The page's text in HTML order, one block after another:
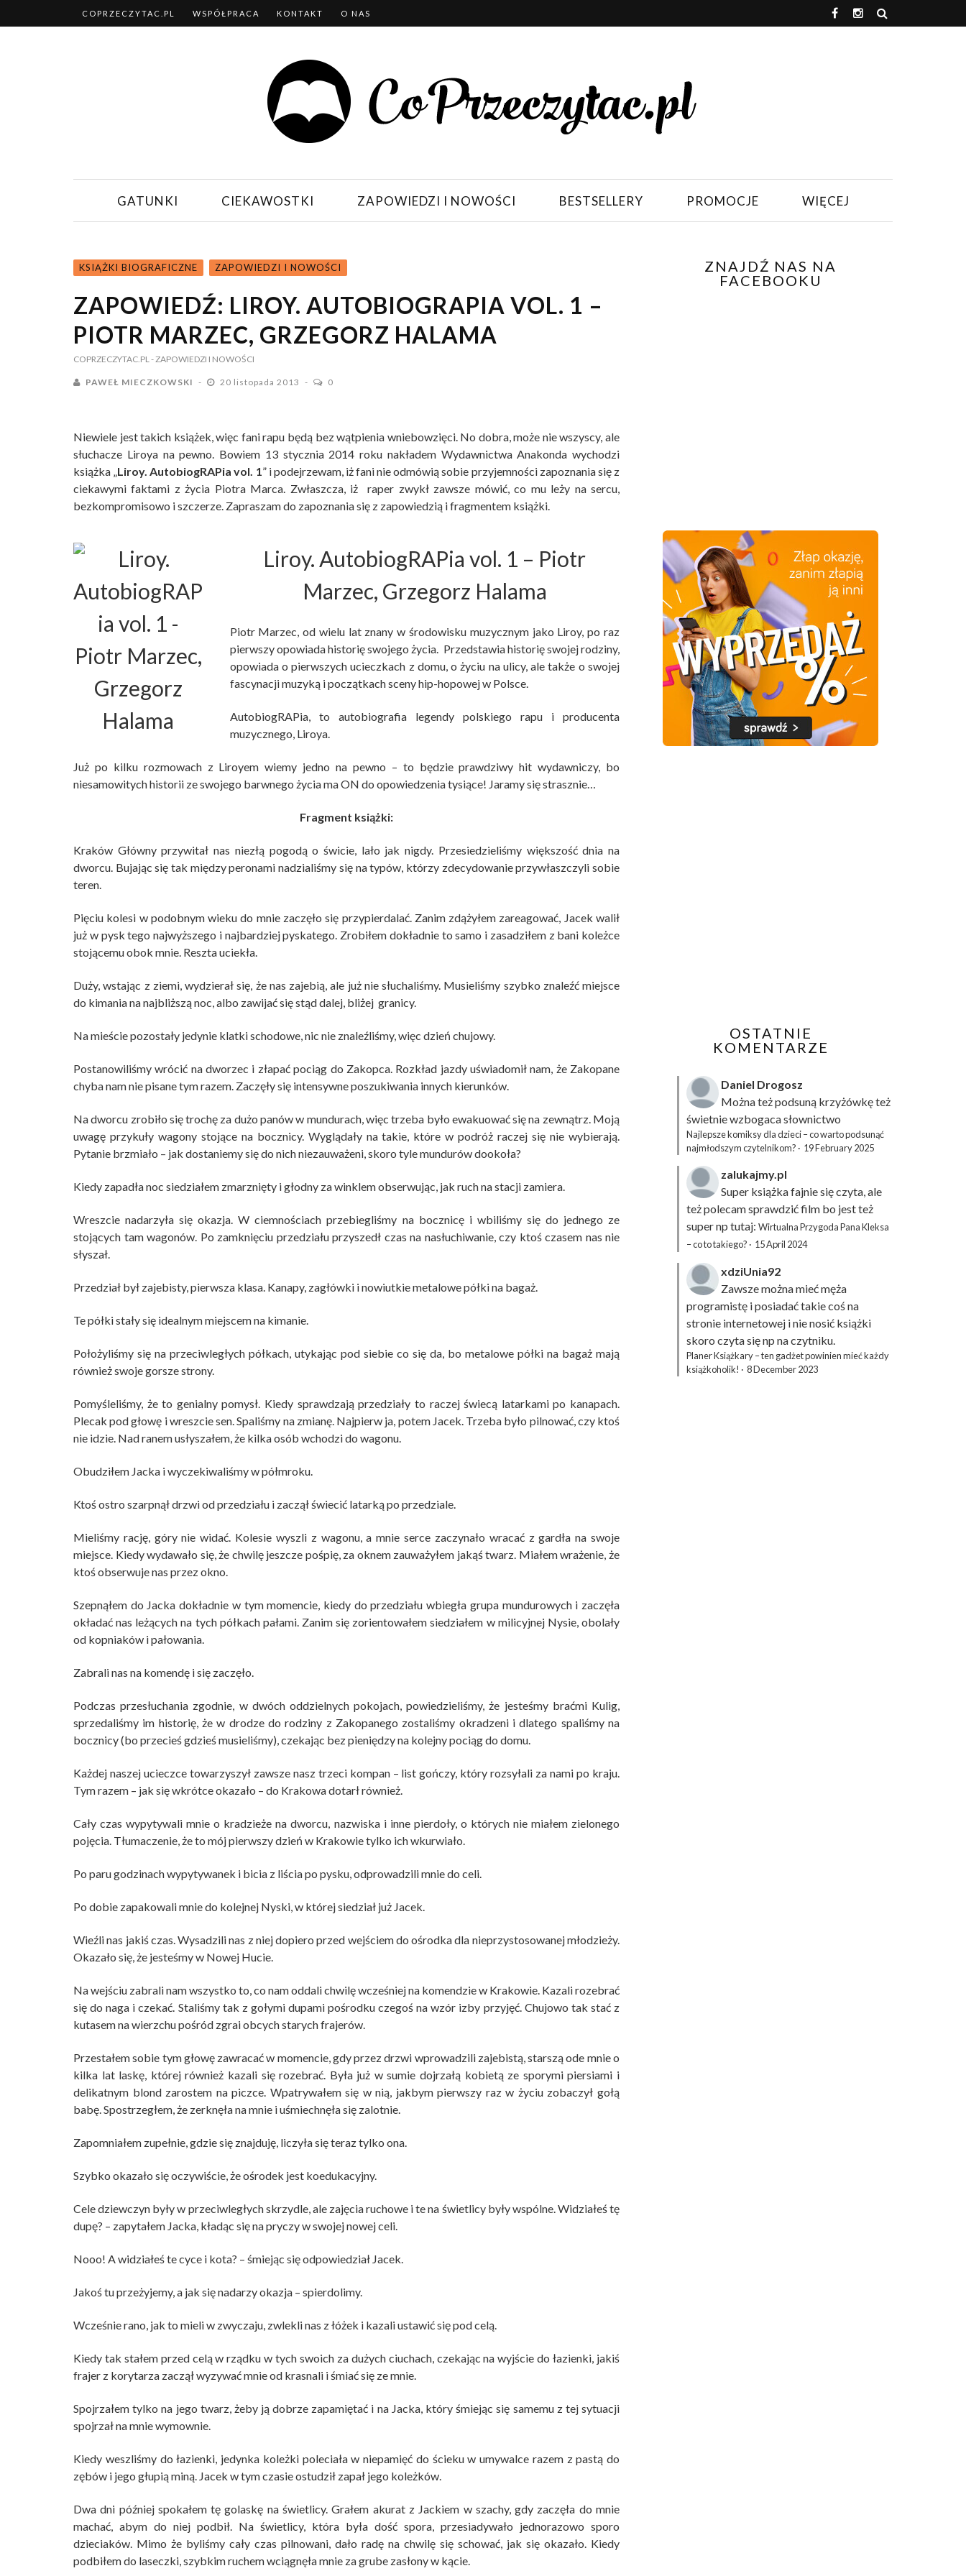
COPRZECZYTAC.PL WSPÓŁPRACA KONTAKT O NAS
GATUNKI CIEKAWOSTKI ZAPOWIEDZI I NOWOŚCI BESTSELLERY PROMOCJE WIĘCEJ
KSIĄŻKI BIOGRAFICZNE ZAPOWIEDZI I NOWOŚCI
ZAPOWIEDŹ: LIROY. AUTOBIOGRAPIA VOL. 1 –
PIOTR MARZEC, GRZEGORZ HALAMA
COPRZECZYTAC.PL- ZAPOWIEDZI I NOWOŚCI
PAWEŁ MIECZKOWSKI 20 listopada 2013 0
Niewiele jest takich książek, więc fani rapu będą bez wątpienia wniebowzięci. No dobra, może nie wszyscy, ale
słuchacze Liroya na pewno. Bowiem 13 stycznia 2014 roku nakładem Wydawnictwa Anakonda wychodzi
książka „Liroy. AutobiogRAPia vol. 1” i podejrzewam, iż fani nie odmówią sobie przyjemności zapoznania się z
ciekawymi faktami z życia Piotra Marca. Zwłaszcza, iż raper zwykł zawsze mówić, co mu leży na sercu,
bezkompromisowo i szczerze. Zapraszam do zapoznania się z zapowiedzią i fragmentem książki.
Liroy. AutobiogRAPia vol. 1 – Piotr
Marzec, Grzegorz Halama
Piotr Marzec, od wielu lat znany w środowisku muzycznym jako Liroy, po raz
pierwszy opowiada historię swojego życia. Przedstawia historię swojej rodziny,
opowiada o pierwszych ucieczkach z domu, o życiu na ulicy, ale także o swojej
fascynacji muzyką i początkach sceny hip-hopowej w Polsce.
AutobiogRAPia, to autobiografia legendy polskiego rapu i producenta
muzycznego, Liroya.
Już po kilku rozmowach z Liroyem wiemy jedno na pewno – to będzie prawdziwy hit wydawniczy, bo
niesamowitych historii ze swojego barwnego życia ma ON do opowiedzenia tysiące! Jaramy się strasznie…
Fragment książki:
Kraków Główny przywitał nas niezłą pogodą o świcie, lało jak nigdy. Przesiedzieliśmy większość dnia na
dworcu. Bujając się tak między peronami nadzialiśmy się na typów, którzy zdecydowanie przywłaszczyli sobie
teren.
Pięciu kolesi w podobnym wieku do mnie zaczęło się przypierdalać. Zanim zdążyłem zareagować, Jacek walił
już w pysk tego najwyższego i najbardziej pyskatego. Zrobiłem dokładnie to samo i zasadziłem z bani koleżce
stojącemu obok mnie. Reszta uciekła.
Duży, wstając z ziemi, wydzierał się, że nas zajebią, ale już nie słuchaliśmy. Musieliśmy szybko znaleźć miejsce
do kimania na najbliższą noc, albo zawijać się stąd dalej, bliżej granicy.
Na mieście pozostały jedynie klatki schodowe, nic nie znaleźliśmy, więc dzień chujowy.
Postanowiliśmy wrócić na dworzec i złapać pociąg do Zakopca. Rozkład jazdy uświadomił nam, że Zakopane
chyba nam nie pisane tym razem. Zaczęły się intensywne poszukiwania innych kierunków.
Na dworcu zrobiło się trochę za dużo panów w mundurach, więc trzeba było ewakuować się na zewnątrz. Moją
uwagę przykuły wagony stojące na bocznicy. Wyglądały na takie, które w podróż raczej się nie wybierają.
Pytanie brzmiało – jak dostaniemy się do nich niezauważeni, skoro tyle mundurów dookoła?
Kiedy zapadła noc siedziałem zmarznięty i głodny za winklem obserwując, jak ruch na stacji zamiera.
Wreszcie nadarzyła się okazja. W ciemnościach przebiegliśmy na bocznicę i wbiliśmy się do jednego ze
stojących tam wagonów. Po zamknięciu przedziału przyszedł czas na nasłuchiwanie, czy ktoś czasem nas nie
słyszał.
Przedział był zajebisty, pierwsza klasa. Kanapy, zagłówki i nowiutkie metalowe półki na bagaż.
Te półki stały się idealnym miejscem na kimanie.
Położyliśmy się na przeciwległych półkach, utykając pod siebie co się da, bo metalowe półki na bagaż mają
również swoje gorsze strony.
Pomyśleliśmy, że to genialny pomysł. Kiedy sprawdzają przedziały to raczej świecą latarkami po kanapach.
Plecak pod głowę i wreszcie sen. Spaliśmy na zmianę. Najpierw ja, potem Jacek. Trzeba było pilnować, czy ktoś
nie idzie. Nad ranem usłyszałem, że kilka osób wchodzi do wagonu.
Obudziłem Jacka i wyczekiwaliśmy w półmroku.
Ktoś ostro szarpnął drzwi od przedziału i zaczął świecić latarką po przedziale.
Mieliśmy rację, góry nie widać. Kolesie wyszli z wagonu, a mnie serce zaczynało wracać z gardła na swoje
miejsce. Kiedy wydawało się, że chwilę jeszcze pośpię, za oknem zauważyłem jakąś twarz. Miałem wrażenie, że
ktoś obserwuje nas przez okno.
Szepnąłem do Jacka dokładnie w tym momencie, kiedy do przedziału wbiegła grupa mundurowych i zaczęła
okładać nas leżących na tych półkach pałami. Zanim się zorientowałem siedziałem w milicyjnej Nysie, obolały
od kopniaków i pałowania.
Zabrali nas na komendę i się zaczęło.
Podczas przesłuchania zgodnie, w dwóch oddzielnych pokojach, powiedzieliśmy, że jesteśmy braćmi Kulig,
sprzedaliśmy im historię, że w drodze do rodziny z Zakopanego zostaliśmy okradzeni i dlatego spaliśmy na
bocznicy (bo przecieś gdzieś musieliśmy), czekając bez pieniędzy na kolejny pociąg do domu.
Każdej naszej ucieczce towarzyszył zawsze nasz trzeci kompan – list gończy, który rozsyłali za nami po kraju.
Tym razem – jak się wkrótce okazało – do Krakowa dotarł również.
Cały czas wypytywali mnie o kradzieże na dworcu, nazwiska i inne pierdoły, o których nie miałem zielonego
pojęcia. Tłumaczenie, że to mój pierwszy dzień w Krakowie tylko ich wkurwiało.
Po paru godzinach wypytywanek i bicia z liścia po pysku, odprowadzili mnie do celi.
Po dobie zapakowali mnie do kolejnej Nyski, w której siedział już Jacek.
Wieźli nas jakiś czas. Wysadzili nas z niej dopiero przed wejściem do ośrodka dla nieprzystosowanej młodzieży.
Okazało się, że jesteśmy w Nowej Hucie.
Na wejściu zabrali nam wszystko to, co nam oddali chwilę wcześniej na komendzie w Krakowie. Kazali rozebrać
się do naga i czekać. Staliśmy tak z gołymi dupami pośrodku czegoś na wzór izby przyjęć. Chujowo tak stać z
kutasem na wierzchu pośród zgrai obcych starych frajerów.
Przestałem sobie tym głowę zawracać w momencie, gdy przez drzwi wprowadzili zajebistą, starszą ode mnie o
kilka lat laskę, której również kazali się rozebrać. Była już w sumie dojrzałą kobietą ze sporymi piersiami i
delikatnym blond zarostem na piczce. Wpatrywałem się w nią, jakbym pierwszy raz w życiu zobaczył gołą
babę. Spostrzegłem, że zerknęła na mnie i uśmiechnęła się zalotnie.
Zapomniałem zupełnie, gdzie się znajduję, liczyła się teraz tylko ona.
Szybko okazało się oczywiście, że ośrodek jest koedukacyjny.
Cele dziewczyn były w przeciwległych skrzydle, ale zajęcia ruchowe i te na świetlicy były wspólne. Widziałeś tę
dupę? – zapytałem Jacka, kładąc się na pryczy w swojej nowej celi.
Nooo! A widziałeś te cyce i kota? – śmiejąc się odpowiedział Jacek.
Jakoś tu przeżyjemy, a jak się nadarzy okazja – spierdolimy.
Wcześnie rano, jak to mieli w zwyczaju, zwlekli nas z łóżek i kazali ustawić się pod celą.
Kiedy tak stałem przed celą w rządku w tych swoich za dużych ciuchach, czekając na wyjście do łazienki, jakiś
frajer z korytarza zaczął wyzywać mnie od krasnali i śmiać się ze mnie.
Spojrzałem tylko na jego twarz, żeby ją dobrze zapamiętać i na Jacka, który śmiejąc się samemu z tej sytuacji
spojrzał na mnie wymownie.
Kiedy weszliśmy do łazienki, jedynka koleżki poleciała w niepamięć do ścieku w umywalce razem z pastą do
zębów i jego głupią miną. Jacek w tym czasie ostudził zapał jego koleżków.
Dwa dni później spokałem tę golaskę na świetlicy. Grałem akurat z Jackiem w szachy, gdy zaczęła do mnie
machać, abym do niej podbił. Na świetlicy, która była dość spora, przesiadywało jednorazowo sporo
dzieciaków. Mimo że byliśmy cały czas pilnowani, dało radę na chwilę się schować, jak się okazało. Kiedy
podbiłem do laseczki, szybkim ruchem wciągnęła mnie za grube zasłony w kącie.
ZNAJDŹ NAS NA
FACEBOOKU
OSTATNIE
KOMENTARZE
Daniel Drogosz
Można też podsuną krzyżówkęteż
świetnie wzbogaca słownictwo
Najlepsze komiksy dla dzieci – co warto podsunąć
najmłodszym czytelnikom? · 19 February 2025
zalukajmy.pl
Super książka fajnie się czyta, ale
też polecam sprawdzić film bo jest też
super np tutaj: Wirtualna Przygoda Pana Kleksa
– co to takiego? · 15 April 2024
xdziUnia92
Zawsze można mieć męża
programistę i posiadać takie coś na
stronie internetowej i nie nosić książki
skoro czyta się np na czytniku.
Planer Książkary – ten gadżet powinien mieć każdy
książkoholik! · 8 December 2023